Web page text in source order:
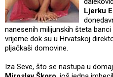
Ljerku
nanesenih milijunskih šteta
vrijeme dok su u Hrvatskoj
pljačkaši domovine.
Iza Seve, što se nastupa u